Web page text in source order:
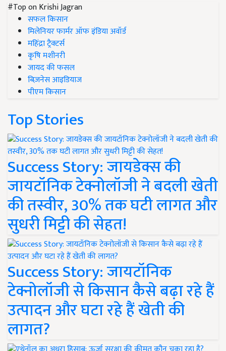
#Top on Krishi Jagran
सफल किसान
मिलेनियर फार्मर ऑफ इंडिया अवॉर्ड
महिंद्रा ट्रैक्टर्स
कृषि मशीनरी
जायद की फसल
बिज़नेस आइडियाज
पीएम किसान
Top Stories
Success Story: जायडेक्स की
जायटॉनिक टेक्नोलॉजी ने बदली खेती
की तस्वीर, 30% तक घटी लागत और
सुधरी मिट्टी की सेहत!
Success Story: जायटॉनिक
टेक्नोलॉजी से किसान कैसे बढ़ा रहे हैं
उत्पादन और घटा रहे हैं खेती की
लागत?